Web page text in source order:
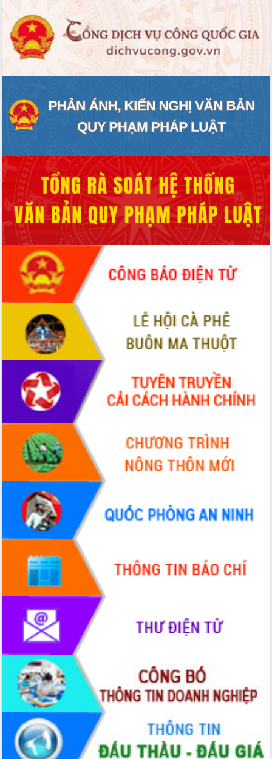
tại Nghĩa trang Liệt sĩ xã Sơn Hòa
Bàn giải pháp tháo gỡ khó khăn trong
xuất khẩu sầu riêng và triển khai quy
định EUDR
Thứ trưởng Bộ Nông nghiệp và Môi
vùng trồng và doanh nghiệp đóng gói
sầu riêng tại Đắk Lắk
Trình diễn nghệ thuật chế biến các
Đắk Lắk công bố Quy hoạch và xúc
tiến đầu tư tỉnh
Ngành cá ngừ Đắk Lắk chủ động thích
ứng để giữ vững thị trường xuất khẩu
Diễn đàn Kinh tế tư nhân Việt Nam đột
phá cơ chế - Hợp tác công tư
Đề án 06 tạo bước ngoặt đột phá trong
cải cách hành chính tỉnh Đắk Lắk
Kết nối tour, đẩy mạnh chuyển đổi số
để phát triển du lịch Đắk Lắk
Khởi động Dự án Đầu tư xây dựng hạ
tầng kỹ thuật Cụm công nghiệp Tân
Gặp mặt các cơ quan báo chí nhân Kỷ
niệm 101 năm Ngày Báo chí Cách
mạng Việt Nam
Đắk Lắk sơ kết 4 năm triển khai thực
hiện Đề án 06 của Chính phủ
Họp báo thông tin về Hội nghị Công bố
Quy hoạch và Xúc tiến đầu tư tỉnh Đắk
Lắk
Khơi thông điểm nghẽn, đẩy nhanh
giải ngân vốn khắc phục thiên tai
HĐND tỉnh thông qua điều chỉnh Quy
hoạch tỉnh thời kỳ 2021-2030
Hội thảo góp ý hồ sơ điều chỉnh quy
hoạch tỉnh Đắk Lắk thời kỳ 2021-2030,
tầm nhìn đến năm 2050
Nâng cao hiệu quả hoạt động của các
doanh nghiệp nhà nước
Hội nghị triển khai kết nối mạng
truyền số liệu chuyên dùng phục vụ cơ
quan Đảng, Nhà nước
Lễ phát động chuỗi hoạt động chung
tay làm sạch môi trường
Xã Ea Kar bước chuyển mình trong
công tác cải cách hành chính mô hình
UBND tỉnh họp báo định kỳ tháng 4
năm 2026
Hội thảo khoa học “Giải pháp thúc đẩy
phát triển nền kinh tế xanh tại tỉnh
Đắk Lắk”
Tăng cường giám sát, đôn đốc thực
hiện nhiệm vụ quản lý tài sản công
hàng tuần